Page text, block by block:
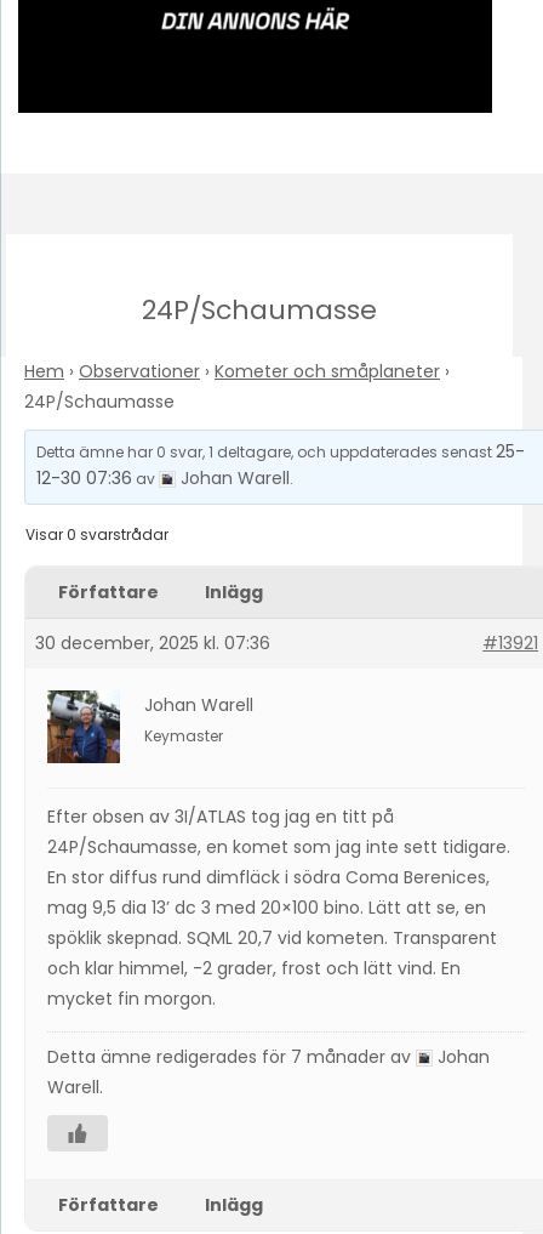
24P/Schaumasse
Hem › Observationer › Kometer och småplaneter ›
24P/Schaumasse
Detta ämne har 0 svar, 1 deltagare, och uppdaterades senast25-
12-30 07:36 av Johan Warell.
Visar 0 svarstrådar
Författare Inlägg
30 december, 2025 kl. 07:36 #13921
Johan Warell
Keymaster
Efter obsen av 3I/ATLAS tog jag en titt på
24P/Schaumasse, en komet som jag inte sett tidigare.
En stor diffus rund dimfläck i södra Coma Berenices,
mag 9,5 dia 13’ dc 3 med 20×100 bino. Lätt att se, en
spöklik skepnad. SQML 20,7 vid kometen. Transparent
och klar himmel, -2 grader, frost och lätt vind. En
mycket fin morgon.
Detta ämne redigerades för 7 månader av
Johan
Warell.
Författare Inlägg